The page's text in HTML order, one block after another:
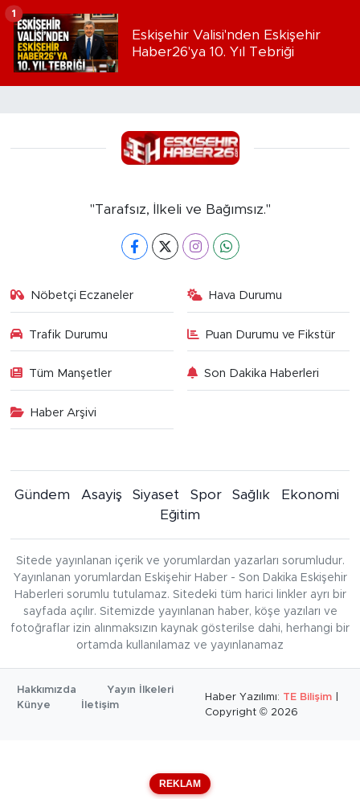
Eskişehir Valisi'nden Eskişehir
Haber26'ya 10. Yıl Tebriği
1
"Tarafsız, İlkeli ve Bağımsız."
Nöbetçi Eczaneler Hava Durumu
Trafik Durumu Puan Durumu ve Fikstür
Tüm Manşetler Son Dakika Haberleri
Haber Arşivi
Gündem Asayiş Siyaset Spor Sağlık
Ekonomi
Eğitim
Sitede yayınlanan içerik ve yorumlardan yazarları sorumludur.
Yayınlanan yorumlardan Eskişehir Haber - Son Dakika Eskişehir
Haberleri sorumlu tutulamaz. Sitedeki tüm harici linkler ayrı bir
sayfada açılır. Sitemizde yayınlanan haber, köşe yazıları ve
fotoğraflar izin alınmaksızın kaynak gösterilse dahi, herhangi bir
ortamda kullanılamaz ve yayınlanamaz
Hakkımızda
Yayın İlkeleri
Künye
İletişim
Haber Yazılımı: TE Bilişim
Copyright © 2026
REKLAM